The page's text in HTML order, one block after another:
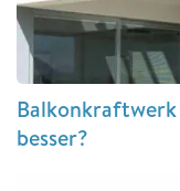
besser?